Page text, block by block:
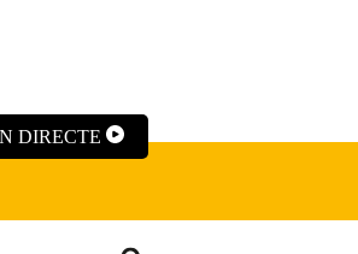
DIRECTE